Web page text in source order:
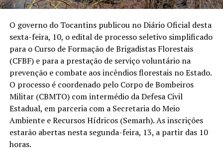
O governo do Tocantins publicou no Diário Oficial desta
sexta-feira, 10, o edital de processo seletivo simplificado
para o Curso de Formação de Brigadistas Florestais
(CFBF) e para a prestação de serviço voluntário na
prevenção e combate aos incêndios florestais no Estado.
O processo é coordenado pelo Corpo de Bombeiros
Militar (CBMTO) com intermédio da Defesa Civil
Estadual, em parceria com a Secretaria do Meio
Ambiente e Recursos Hídricos (Semarh). As inscrições
estarão abertas nesta segunda-feira, 13, a partir das 10
horas.